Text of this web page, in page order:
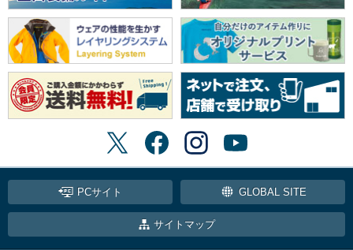
PCサイト GLOBAL SITE
サイトマップ